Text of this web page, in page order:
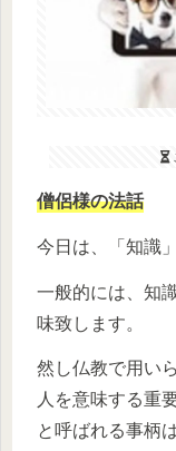
僧侶様の法話
今日は、「知識
一般的には、知
味致します。
然し仏教で用い
人を意味する重
と呼ばれる事柄